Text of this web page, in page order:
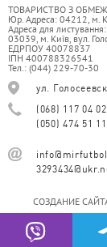
ТОВАРИСТВО З
Юр. Адреса: 04212, м.
Адреса для листування:
03039, м. Київ, вул.
ЕДРПОУ 40078837
ІПН 400788326541
Тел.: (044) 229-70-30
ул.
(068) 117 04 02
(050) 474 51 11
СОЗДАНИЕ